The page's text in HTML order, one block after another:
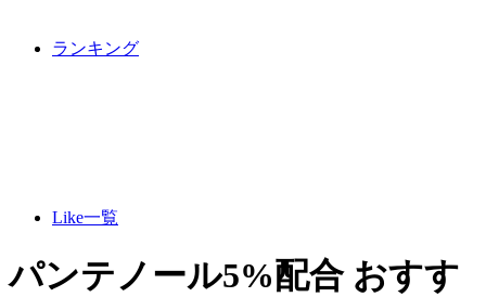
ランキング
Like一覧
パンテノール5%配合 おすす